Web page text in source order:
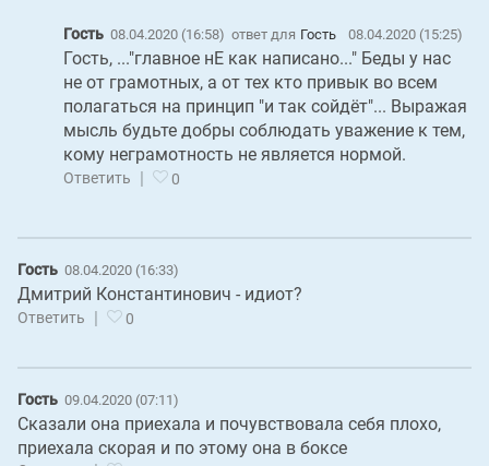
Гость 08.04.2020 (16:58) ответ для Гость 08.04.2020 (15:25)
Гость, ..."главное нЕ как написано..." Беды у нас
не от грамотных, а от тех кто привык во всем
полагаться на принцип "и так сойдёт"... Выражая
мысль будьте добры соблюдать уважение к тем,
кому неграмотность не является нормой.
Ответить | 0
Гость 08.04.2020 (16:33)
Дмитрий Константинович - идиот?
Ответить | 0
Гость 09.04.2020 (07:11)
Сказали она приехала и почувствовала себя плохо,
приехала скорая и по этому она в боксе